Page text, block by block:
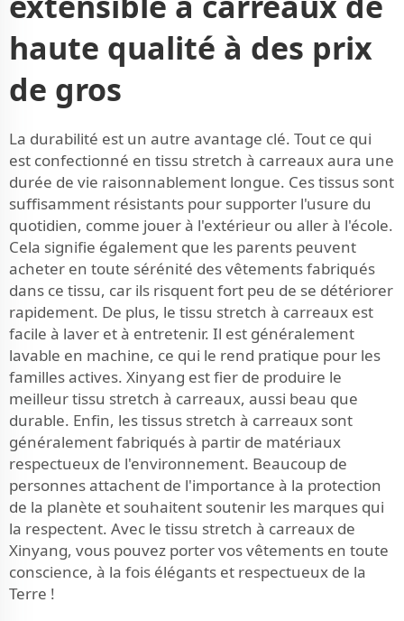
haute qualité à des prix
de gros
La durabilité est un autre avantage clé. Tout ce qui
est confectionné en tissu stretch à carreaux aura une
durée de vie raisonnablement longue. Ces tissus sont
suffisamment résistants pour supporter l'usure du
quotidien, comme jouer à l'extérieur ou aller à l'école.
Cela signifie également que les parents peuvent
acheter en toute sérénité des vêtements fabriqués
dans ce tissu, car ils risquent fort peu de se détériorer
rapidement. De plus, le tissu stretch à carreaux est
facile à laver et à entretenir. Il est généralement
lavable en machine, ce qui le rend pratique pour les
familles actives. Xinyang est fier de produire le
meilleur tissu stretch à carreaux, aussi beau que
durable. Enfin, les tissus stretch à carreaux sont
généralement fabriqués à partir de matériaux
respectueux de l'environnement. Beaucoup de
personnes attachent de l'importance à la protection
de la planète et souhaitent soutenir les marques qui
la respectent. Avec le tissu stretch à carreaux de
Xinyang, vous pouvez porter vos vêtements en toute
conscience, à la fois élégants et respectueux de la
Terre !